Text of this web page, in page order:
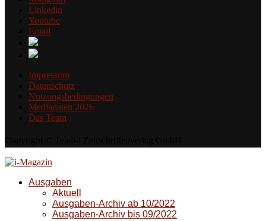
Linkedin
Youtube
Email
Impressum
Datenschutz
Nutzungsbedingungen
Mediadaten 2026
Das Team
Ausgaben
Aktuell
Ausgaben-Archiv ab 10/2022
Ausgaben-Archiv bis 09/2022